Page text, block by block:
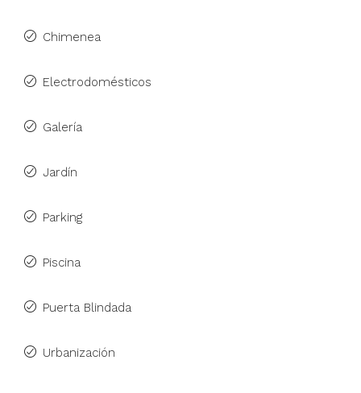
Chimenea
Electrodomésticos
Galería
Jardín
Parking
Piscina
Puerta Blindada
Urbanización